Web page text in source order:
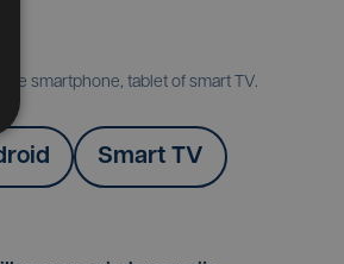
je smartphone, tablet of smart TV.
Smart TV